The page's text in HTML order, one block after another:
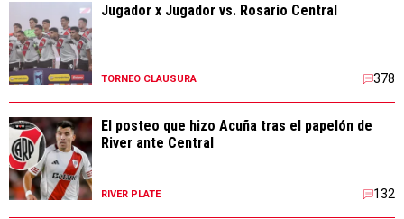
Jugador x Jugador vs. Rosario Central
TORNEO CLAUSURA 378
El posteo que hizo Acuña tras el papelón de
River ante Central
RIVER PLATE 132